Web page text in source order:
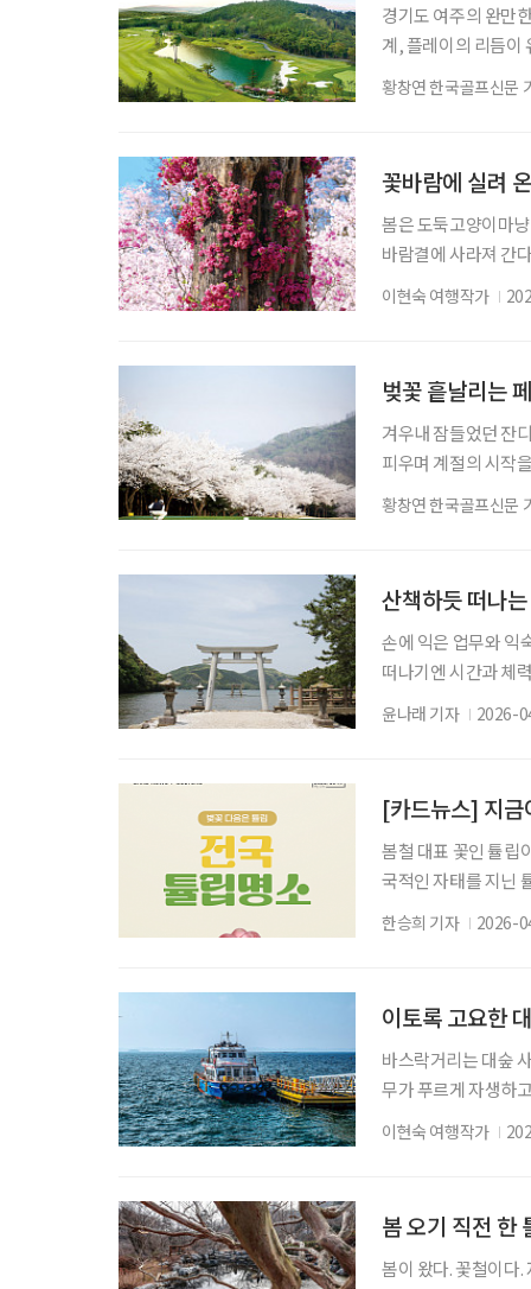
경기도 여주의 완만
계, 플레이의 리듬이
2011년 유서 깊은
의 회원제 골프장
황창연 한국골프신문
꽃바람에 실려
봄은 도둑고양이마
바람결에 사라져 간
한다. 바야흐로 꽃
한 병, 교통카드 한
이현숙 여행작가
벚꽃 흩날리는
겨우내 잠들었던 잔
피우며 계절의 시작
골프장으로 향하게
컨트리클럽(CC)이
황창연 한국골프신문
산책하듯 떠나
손에 익은 업무와 익
떠나기엔 시간과 체
여행이 필요하다.
시 들여다본다. 반
윤나래 기자 2026-
[카드뉴스] 지금
봄철 대표 꽃인 튤립
국적인 자태를 지닌
지로 제격이다. 현
형 축제, 도심 근교
한승희 기자 2026-
이토록 고요한
바스락거리는 대숲
무가 푸르게 자생하
숲과 바다, 둘레길
수만과 맞닿은 충
이현숙 여행작가
봄 오기 직전 한
봄이 왔다. 꽃철이다